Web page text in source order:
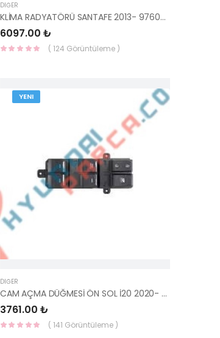
DIĞER
KLİMA RADYATÖRÜ SANTAFE 2013- 97606-2W000-YS
6097.00 ₺
( 124 Görüntüleme )
YENI
DIĞER
CAM AÇMA DÜĞMESİ ÖN SOL İ20 2020- 93571-Q02104X-HMC
3761.00 ₺
( 141 Görüntüleme )